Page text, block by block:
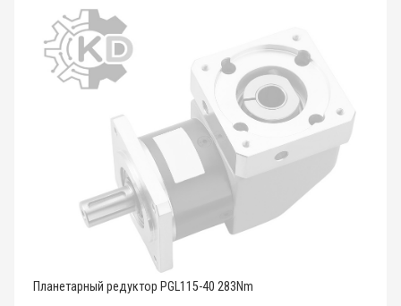
Планетарный редуктор PGL115-40 283Nm